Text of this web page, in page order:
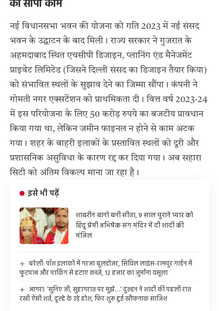
को सौंपा काम
नई विधानसभा भवन की योजना को गति 2023 में नई संसद
भवन के उद्घाटन के बाद मिली। राज्य सरकार ने गुजरात के
अहमदाबाद स्थित एचसीपी डिजाइन, प्लानिंग एंड मैनेजमेंट
प्राइवेट लिमिटेड (जिसने दिल्ली संसद का डिजाइन तैयार किया)
को संभावित स्थलों के सुझाव देने का जिम्मा सौंपा। कंपनी ने
गोमती नगर एक्सटेंशन को प्राथमिकता दी। वित्त वर्ष 2023-24
में इस परियोजना के लिए 50 करोड़ रुपये का बजटीय प्रावधान
किया गया था, लेकिन जमीन फाइनल न होने से काम अटक
गया। शहर के बाहरी इलाकों के प्रस्तावित स्थलों को दूरी और
प्रशासनिक असुविधा के कारण रद्द कर दिया गया। अब सहारा
सिटी को अंतिम विकल्प माना जा रहा है।
इसे भी पढ़ें
शाबरीन बानो बनी सीता, 9 साल पुराने प्यार को
हिंदू प्रेमी अभिषेक संग मंदिर में दी शादी की
मंजिल
बरेली: पॉश इलाकों में गरजा बुलडोजर, सिविल लाइंस-रामपुर गार्डन में
फुटपाथ और पार्किंग से हटाए कब्जे, 12 हजार का जुर्माना वसूला
आगरा: ‘सुनिए जी, सुहागरात पर मुझे…’ दुल्हन ने शादी की पहली रात
रखी ऐसी शर्त, दूल्हे के उड़े होश, फिर शुरू हुई खौफनाक साजिश